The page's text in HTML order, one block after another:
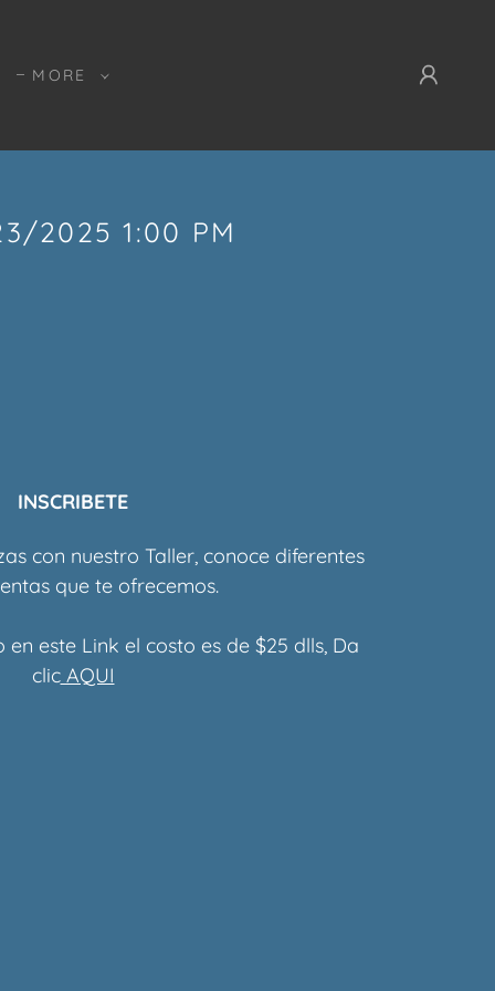
MORE
2025 1:00 PM
INSCRIBETE
con nuestro Taller, conoce diferentes
que te ofrecemos.
este Link el costo es de $25 dlls, Da
clicAQUI